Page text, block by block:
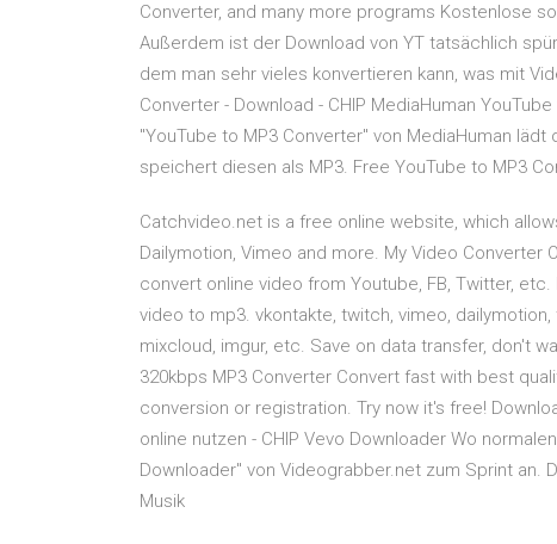
Converter, and many more programs Kostenlose
Außerdem ist der Download von YT tatsächlich
dem man sehr vieles konvertieren kann, was mit
Converter - Download - CHIP MediaHuman
"YouTube to MP3 Converter" von MediaHuman
speichert diesen als MP3. Free YouTube to MP3
Catchvideo.net is a free online website, which
Dailymotion, Vimeo and more. My Video Converter
convert online video from Youtube, FB, Twitter,
video to mp3. vkontakte, twitch, vimeo,
mixcloud, imgur, etc. Save on data transfer, don't
320kbps MP3 Converter Convert fast with best
conversion or registration. Try now it's free!
online nutzen - CHIP Vevo Downloader Wo
Downloader" von Videograbber.net zum Sprint an.
Musik